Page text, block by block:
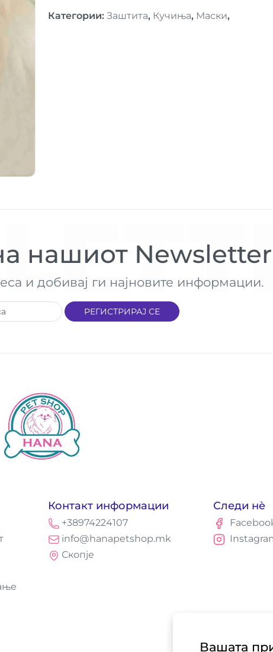
Вашата
Категории: Заштита, Кучиња, Маски,
нашиот
и добивај ги најновите информации.
РЕГИСТРИРАЈ СЕ
Контакт информации
+38974224107
info@hanapetshop.mk
Скопје
Следи нè